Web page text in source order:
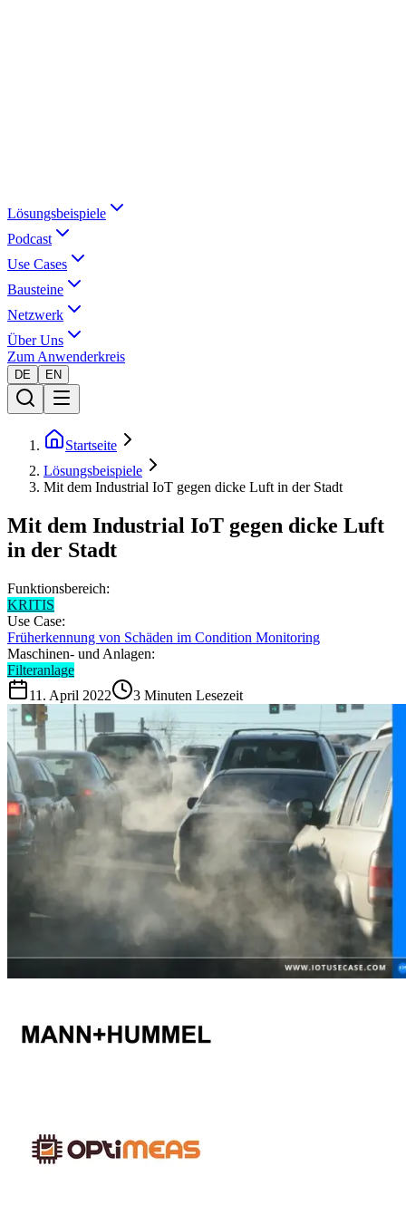
Lösungsbeispiele
Podcast
Use Cases
Bausteine
Netzwerk
Über Uns
Zum Anwenderkreis
DE EN
Startseite
Lösungsbeispiele
Mit dem Industrial IoT gegen dicke Luft in der Stadt
Mit dem Industrial IoT gegen dicke Luft
in der Stadt
Funktionsbereich:
KRITIS
Use Case:
Früherkennung von Schäden im Condition Monitoring
Maschinen- und Anlagen:
Filteranlage
11. April 2022
3 Minuten Lesezeit